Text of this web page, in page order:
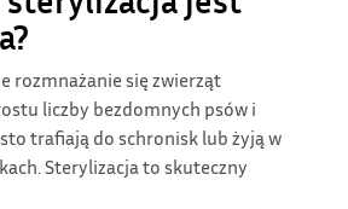
rozmnażanie się zwierząt
liczby bezdomnych psów i
trafiają do schronisk lub żyją w
Sterylizacja to skuteczny